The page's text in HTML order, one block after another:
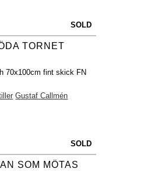
SOLD
TORNET
70x100cm fint skick FN
Gustaf Callmén
SOLD
SOM MÖTAS